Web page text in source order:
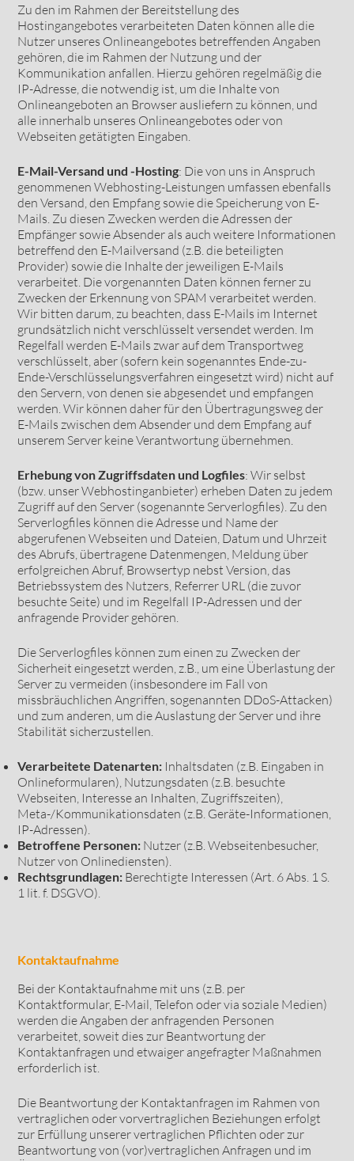
Zu den im Rahmen der Bereitstellung des
Hostingangebotes verarbeiteten Daten können alle die
Nutzer unseres Onlineangebotes betreffenden Angaben
gehören, die im Rahmen der Nutzung und der
Kommunikation anfallen. Hierzu gehören regelmäßig die
IP-Adresse, die notwendig ist, um die Inhalte von
Onlineangeboten an Browser ausliefern zu können, und
alle innerhalb unseres Onlineangebotes oder von
Webseiten getätigten Eingaben.
E-Mail-Versand und -Hosting: Die von uns in Anspruch
genommenen Webhosting-Leistungen umfassen ebenfalls
den Versand, den Empfang sowie die Speicherung von E-
Mails. Zu diesen Zwecken werden die Adressen der
Empfänger sowie Absender als auch weitere Informationen
betreffend den E-Mailversand (z.B. die beteiligten
Provider) sowie die Inhalte der jeweiligen E-Mails
verarbeitet. Die vorgenannten Daten können ferner zu
Zwecken der Erkennung von SPAM verarbeitet werden.
Wir bitten darum, zu beachten, dass E-Mails im Internet
grundsätzlich nicht verschlüsselt versendet werden. Im
Regelfall werden E-Mails zwar auf dem Transportweg
verschlüsselt, aber (sofern kein sogenanntes Ende-zu-
Ende-Verschlüsselungsverfahren eingesetzt wird) nicht auf
den Servern, von denen sie abgesendet und empfangen
werden. Wir können daher für den Übertragungsweg der
E-Mails zwischen dem Absender und dem Empfang auf
unserem Server keine Verantwortung übernehmen.
Erhebung von Zugriffsdaten und Logfiles: Wir selbst
(bzw. unser Webhostinganbieter) erheben Daten zu jedem
Zugriff auf den Server (sogenannte Serverlogfiles). Zu den
Serverlogfiles können die Adresse und Name der
abgerufenen Webseiten und Dateien, Datum und Uhrzeit
des Abrufs, übertragene Datenmengen, Meldung über
erfolgreichen Abruf, Browsertyp nebst Version, das
Betriebssystem des Nutzers, Referrer URL (die zuvor
besuchte Seite) und im Regelfall IP-Adressen und der
anfragende Provider gehören.
Die Serverlogfiles können zum einen zu Zwecken der
Sicherheit eingesetzt werden, z.B., um eine Überlastung der
Server zu vermeiden (insbesondere im Fall von
missbräuchlichen Angriffen, sogenannten DDoS-Attacken)
und zum anderen, um die Auslastung der Server und ihre
Stabilität sicherzustellen.
Verarbeitete Datenarten: Inhaltsdaten (z.B. Eingaben in
Onlineformularen), Nutzungsdaten (z.B. besuchte
Webseiten, Interesse an Inhalten, Zugriffszeiten),
Meta-/Kommunikationsdaten (z.B. Geräte-Informationen,
IP-Adressen).
Betroffene Personen: Nutzer (z.B. Webseitenbesucher,
Nutzer von Onlinediensten).
Rechtsgrundlagen: Berechtigte Interessen (Art. 6 Abs. 1 S.
1 lit. f. DSGVO).
Kontaktaufnahme
Bei der Kontaktaufnahme mit uns (z.B. per
Kontaktformular, E-Mail, Telefon oder via soziale Medien)
werden die Angaben der anfragenden Personen
verarbeitet, soweit dies zur Beantwortung der
Kontaktanfragen und etwaiger angefragter Maßnahmen
erforderlich ist.
Die Beantwortung der Kontaktanfragen im Rahmen von
vertraglichen oder vorvertraglichen Beziehungen erfolgt
zur Erfüllung unserer vertraglichen Pflichten oder zur
Beantwortung von (vor)vertraglichen Anfragen und im